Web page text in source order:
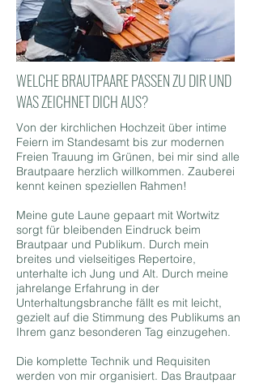
WELCHE BRAUTPAARE PASSEN ZU DIR UND
WAS ZEICHNET DICH AUS?
Von der kirchlichen Hochzeit über intime
Feiern im Standesamt bis zur modernen
Freien Trauung im Grünen, bei mir sind alle
Brautpaare herzlich willkommen. Zauberei
kennt keinen speziellen Rahmen!
Meine gute Laune gepaart mit Wortwitz
sorgt für bleibenden Eindruck beim
Brautpaar und Publikum. Durch mein
breites und vielseitiges Repertoire,
unterhalte ich Jung und Alt. Durch meine
jahrelange Erfahrung in der
Unterhaltungsbranche fällt es mit leicht,
gezielt auf die Stimmung des Publikums an
Ihrem ganz besonderen Tag einzugehen.
Die komplette Technik und Requisiten
werden von mir organisiert. Das Brautpaar